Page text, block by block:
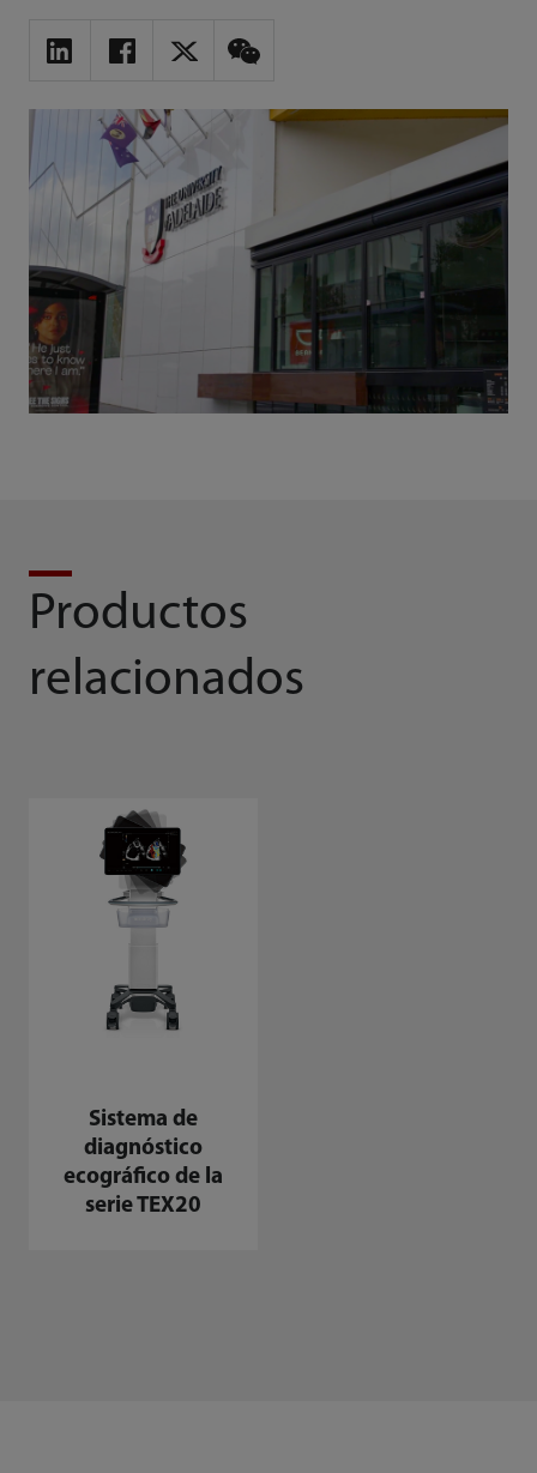
Productos
relacionados
Sistema de
diagnóstico
ecográfico de la
serie TEX20